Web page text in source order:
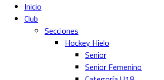
Inicio
Club
Secciones
Hockey Hielo
Senior
Senior Femenino